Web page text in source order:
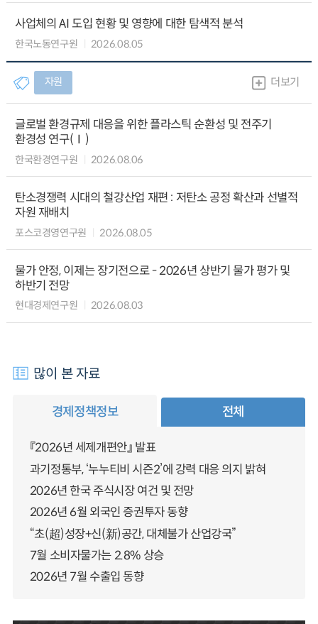
사업체의 AI 도입 현황 및 영향에 대한 탐색적 분석
한국노동연구원 2026.08.05
자원 더보기
글로벌 환경규제 대응을 위한 플라스틱 순환성 및 전주기
환경성 연구(Ⅰ)
한국환경연구원 2026.08.06
탄소경쟁력 시대의 철강산업 재편 : 저탄소 공정 확산과 선별적
자원 재배치
포스코경영연구원 2026.08.05
물가 안정, 이제는 장기전으로 - 2026년 상반기 물가 평가 및
하반기 전망
현대경제연구원 2026.08.03
많이 본 자료
경제정책정보 전체
『2026년 세제개편안』 발표
과기정통부, ‘누누티비 시즌2’에 강력 대응 의지 밝혀
2026년 한국 주식시장 여건 및 전망
2026년 6월 외국인 증권투자 동향
“초(超)성장+신(新)공간, 대체불가 산업강국”
7월 소비자물가는 2.8% 상승
2026년 7월 수출입 동향